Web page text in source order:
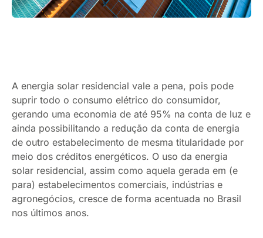
A energia solar residencial vale a pena, pois pode
suprir todo o consumo elétrico do consumidor,
gerando uma economia de até 95% na conta de luz e
ainda possibilitando a redução da conta de energia
de outro estabelecimento de mesma titularidade por
meio dos créditos energéticos. O uso da energia
solar residencial, assim como aquela gerada em (e
para) estabelecimentos comerciais, indústrias e
agronegócios, cresce de forma acentuada no Brasil
nos últimos anos.